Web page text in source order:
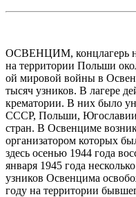
ОСВЕНЦИМ, концлагерь
на территории Польши
ой мировой войны в
тысяч узников. В лагере
крематории. В них было
СССР, Польши,
стран. В Освенциме
организатором которых
здесь осенью 1944 года
января 1945 года
узников Освенцима
году на территории